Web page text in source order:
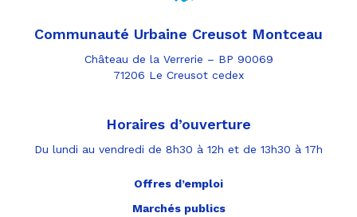
Communauté Urbaine Creusot Montceau
Château de la Verrerie – BP 90069
71206 Le Creusot cedex
Horaires d’ouverture
Du lundi au vendredi de 8h30 à 12h et de 13h30 à 17h
Offres d’emploi
Marchés publics